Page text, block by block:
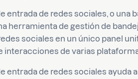
entrada de redes sociales, o una
herramienta de gestión de
sociales en un único panel
interacciones de varias
entrada de redes sociales ayuda